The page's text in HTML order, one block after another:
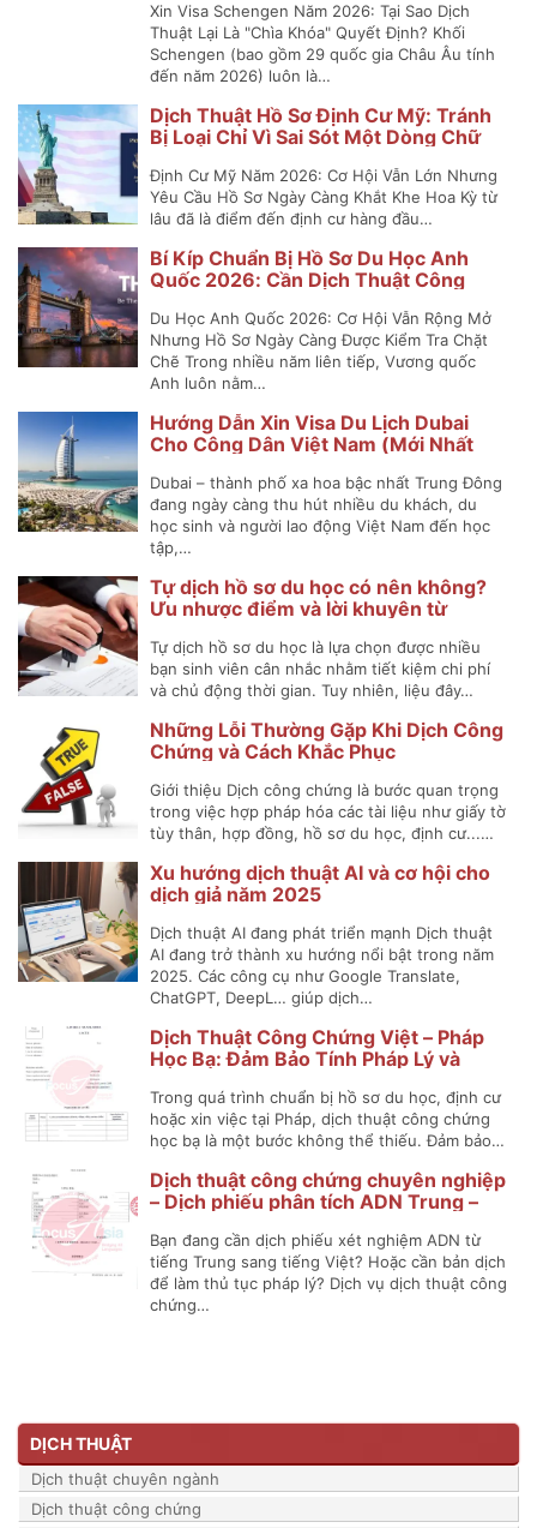
Xin Visa Schengen Năm 2026: Tại Sao Dịch
Thuật Lại Là "Chìa Khóa" Quyết Định? Khối
Schengen (bao gồm 29 quốc gia Châu Âu tính
đến năm 2026) luôn là…
Dịch Thuật Hồ Sơ Định Cư Mỹ: Tránh
Bị Loại Chỉ Vì Sai Sót Một Dòng Chữ
Định Cư Mỹ Năm 2026: Cơ Hội Vẫn Lớn Nhưng
Yêu Cầu Hồ Sơ Ngày Càng Khắt Khe Hoa Kỳ từ
lâu đã là điểm đến định cư hàng đầu…
Bí Kíp Chuẩn Bị Hồ Sơ Du Học Anh
Quốc 2026: Cần Dịch Thuật Công
Du Học Anh Quốc 2026: Cơ Hội Vẫn Rộng Mở
Nhưng Hồ Sơ Ngày Càng Được Kiểm Tra Chặt
Chẽ Trong nhiều năm liên tiếp, Vương quốc
Anh luôn nằm…
Hướng Dẫn Xin Visa Du Lịch Dubai
Cho Công Dân Việt Nam (Mới Nhất
Dubai – thành phố xa hoa bậc nhất Trung Đông
đang ngày càng thu hút nhiều du khách, du
học sinh và người lao động Việt Nam đến học
tập,…
Tự dịch hồ sơ du học có nên không?
Ưu nhược điểm và lời khuyên từ
Tự dịch hồ sơ du học là lựa chọn được nhiều
bạn sinh viên cân nhắc nhằm tiết kiệm chi phí
và chủ động thời gian. Tuy nhiên, liệu đây…
Những Lỗi Thường Gặp Khi Dịch Công
Chứng và Cách Khắc Phục
Giới thiệu Dịch công chứng là bước quan trọng
trong việc hợp pháp hóa các tài liệu như giấy tờ
tùy thân, hợp đồng, hồ sơ du học, định cư...…
Xu hướng dịch thuật AI và cơ hội cho
dịch giả năm 2025
Dịch thuật AI đang phát triển mạnh Dịch thuật
AI đang trở thành xu hướng nổi bật trong năm
2025. Các công cụ như Google Translate,
ChatGPT, DeepL… giúp dịch…
Dịch Thuật Công Chứng Việt – Pháp
Học Bạ: Đảm Bảo Tính Pháp Lý và
Trong quá trình chuẩn bị hồ sơ du học, định cư
hoặc xin việc tại Pháp, dịch thuật công chứng
học bạ là một bước không thể thiếu. Đảm bảo…
Dịch thuật công chứng chuyên nghiệp
– Dịch phiếu phân tích ADN Trung –
Bạn đang cần dịch phiếu xét nghiệm ADN từ
tiếng Trung sang tiếng Việt? Hoặc cần bản dịch
để làm thủ tục pháp lý? Dịch vụ dịch thuật công
chứng…
DỊCH THUẬT
Dịch thuật chuyên ngành
Dịch thuật công chứng